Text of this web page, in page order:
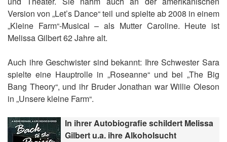
Version von „Let’s Dance“ teil und spielte ab 2008 in einem
„Kleine Farm“-Musical – als Mutter Caroline. Heute ist
Melissa Gilbert 62 Jahre alt.
Auch ihre Geschwister sind bekannt: Ihre Schwester Sara
spielte eine Hauptrolle in „Roseanne“ und bei „The Big
Bang Theory“, und ihr Bruder Jonathan war Willie Oleson
in „Unsere kleine Farm“.
In ihrer Autobiografie schildert Melissa
Gilbert u.a. ihre Alkoholsucht